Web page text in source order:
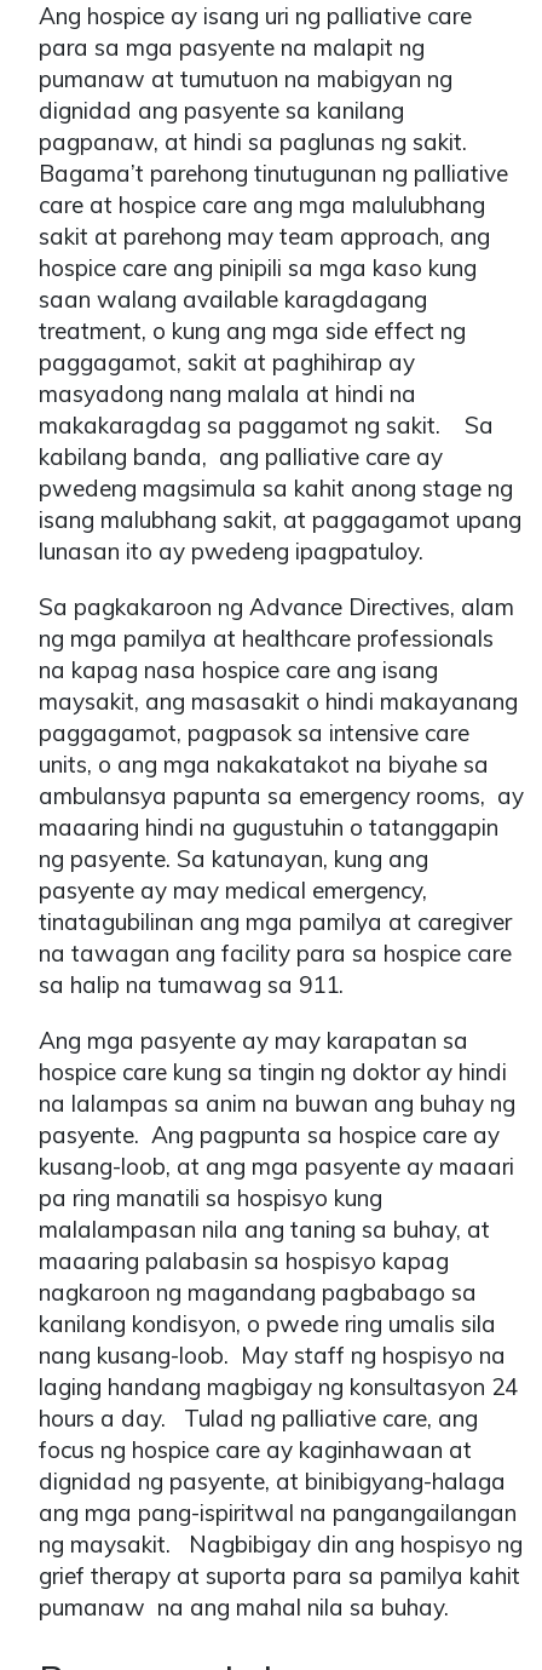
Ang hospice ay isang uri ng palliative care
para sa mga pasyente na malapit ng
pumanaw at tumutuon na mabigyan ng
dignidad ang pasyente sa kanilang
pagpanaw, at hindi sa paglunas ng sakit.
Bagama’t parehong tinutugunan ng palliative
care at hospice care ang mga malulubhang
sakit at parehong may team approach, ang
hospice care ang pinipili sa mga kaso kung
saan walang available karagdagang
treatment, o kung ang mga side effect ng
paggagamot, sakit at paghihirap ay
masyadong nang malala at hindi na
makakaragdag sa paggamot ng sakit. Sa
kabilang banda, ang palliative care ay
pwedeng magsimula sa kahit anong stage ng
isang malubhang sakit, at paggagamot upang
lunasan ito ay pwedeng ipagpatuloy.
Sa pagkakaroon ng Advance Directives, alam
ng mga pamilya at healthcare professionals
na kapag nasa hospice care ang isang
maysakit, ang masasakit o hindi makayanang
paggagamot, pagpasok sa intensive care
units, o ang mga nakakatakot na biyahe sa
ambulansya papunta sa emergency rooms, ay
maaaring hindi na gugustuhin o tatanggapin
ng pasyente. Sa katunayan, kung ang
pasyente ay may medical emergency,
tinatagubilinan ang mga pamilya at caregiver
na tawagan ang facility para sa hospice care
sa halip na tumawag sa 911.
Ang mga pasyente ay may karapatan sa
hospice care kung sa tingin ng doktor ay hindi
na lalampas sa anim na buwan ang buhay ng
pasyente. Ang pagpunta sa hospice care ay
kusang-loob, at ang mga pasyente ay maaari
pa ring manatili sa hospisyo kung
malalampasan nila ang taning sa buhay, at
maaaring palabasin sa hospisyo kapag
nagkaroon ng magandang pagbabago sa
kanilang kondisyon, o pwede ring umalis sila
nang kusang-loob. May staff ng hospisyo na
laging handang magbigay ng konsultasyon 24
hours a day. Tulad ng palliative care, ang
focus ng hospice care ay kaginhawaan at
dignidad ng pasyente, at binibigyang-halaga
ang mga pang-ispiritwal na pangangailangan
ng maysakit. Nagbibigay din ang hospisyo ng
grief therapy at suporta para sa pamilya kahit
pumanaw na ang mahal nila sa buhay.